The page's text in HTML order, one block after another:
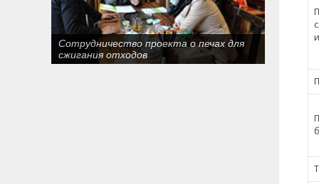
Сотрудничество проекта о печах для
сжигания отходов